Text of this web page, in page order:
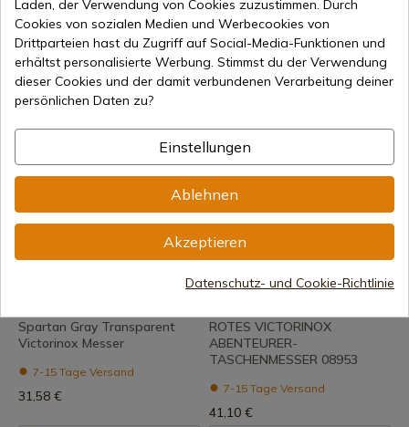
Huntsman Victorinox Gray
Transparent Knife
7-15 Tage Versand
49,90 €
Transparentes weißes
Victorinox Climber-Messer
7-15 Tage Versand
43,80 €
Produkt anzeigen
Spartan Gray Transparent
Victorinox Messer
7-15 Tage Versand
31,58 €
Produkt anzeigen
REF: 8453
ROTES VICTORINOX
ABENTEURER-
TASCHENMESSER 08953
7-15 Tage Versand
41,10 €
Laden, der Verwendung von Cookies zuzustimmen. Durch
Cookies von sozialen Medien und Werbecookies von
Drittparteien hast du Zugriff auf Social-Media-Funktionen und
erhältst personalisierte Werbung. Stimmst du der Verwendung
dieser Cookies und der damit verbundenen Verarbeitung deiner
persönlichen Daten zu?
Einstellungen
Ablehnen
Akzeptieren
Datenschutz- und Cookie-Richtlinie